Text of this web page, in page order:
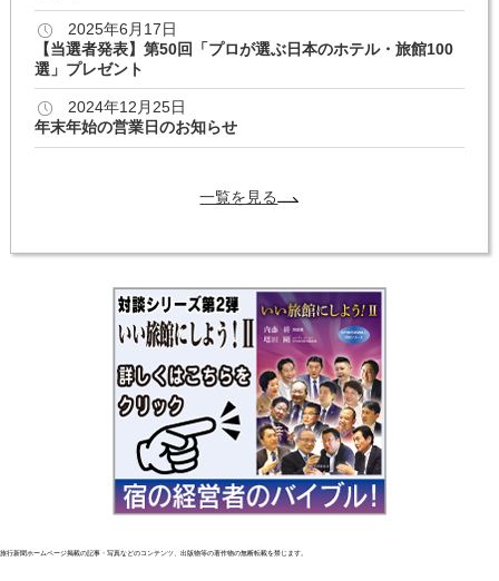
2025年6月17日
【当選者発表】第50回「プロが選ぶ日本のホテル・旅館100
選」プレゼント
2024年12月25日
年末年始の営業日のお知らせ
一覧を見る
旅行新聞ホームページ掲載の記事・写真などのコンテンツ、出版物等の著作物の無断転載を禁じます。